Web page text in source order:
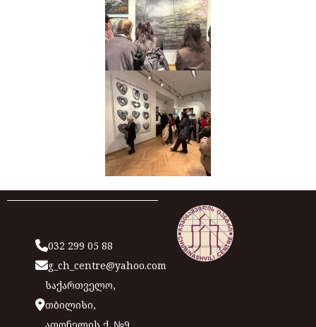
032 299 05 88
g_ch_centre@yahoo.com
საქართველო,
თბილისი,